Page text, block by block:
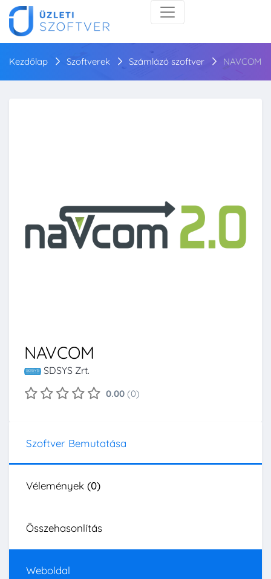
Kezdőlap Szoftverek Számlázó szoftver NAVCOM
NAVCOM
SDSYS Zrt.
0.00 (0)
Szoftver Bemutatása
Vélemények (0)
Összehasonlítás
Weboldal